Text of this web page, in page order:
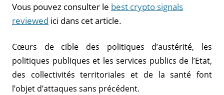
Vous pouvez consulter le best crypto signals
reviewed ici dans cet article.
Cœurs de cible des politiques d’austérité, les
politiques publiques et les services publics de l’Etat,
des collectivités territoriales et de la santé font
l’objet d’attaques sans précédent.